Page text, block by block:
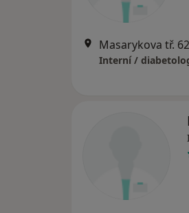
Masarykova tř.
Interní /